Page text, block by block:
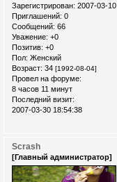
Зарегистрирован: 2007-03-10
Приглашений: 0
Сообщений: 66
Уважение: +0
Позитив: +0
Пол: Женский
Возраст: 34 [1992-08-04]
Провел на форуме:
8 часов 11 минут
Последний визит:
2007-03-30 18:54:38
Scrash
[Главный администратор]